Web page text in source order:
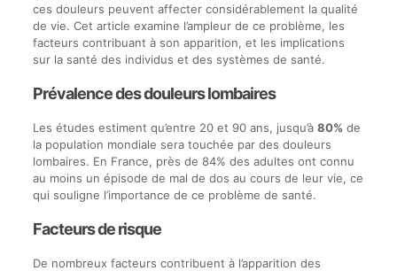
ces douleurs peuvent affecter considérablement la qualité
de vie. Cet article examine l’ampleur de ce problème, les
facteurs contribuant à son apparition, et les implications
sur la santé des individus et des systèmes de santé.
Prévalence des douleurs lombaires
Les études estiment qu’entre 20 et 90 ans, jusqu’à 80% de
la population mondiale sera touchée par des douleurs
lombaires. En France, près de 84% des adultes ont connu
au moins un épisode de mal de dos au cours de leur vie, ce
qui souligne l’importance de ce problème de santé.
Facteurs de risque
De nombreux facteurs contribuent à l’apparition des